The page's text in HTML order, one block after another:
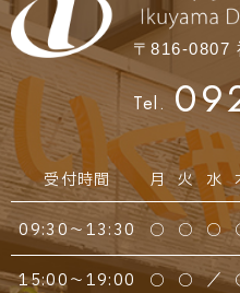
〒816-0807
Tel.
受付時間 月 火 水
09:30～13:30 ○ ○ ○
15:00～19:00 ○ ○ ／